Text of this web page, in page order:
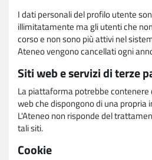
I dati personali del profilo utente
illimitatamente ma gli utenti che
corso e non sono più attivi nel
Ateneo vengono cancellati ogni
Siti web e servizi di terze
La piattaforma potrebbe
web che dispongono di una propria
L'Ateneo non risponde del
tali siti.
Cookie